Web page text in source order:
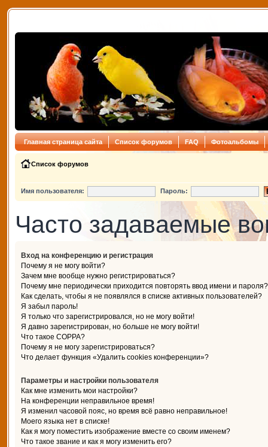
Главная страница сайта Список форумов FAQ Фотоальбомы
Список форумов
Имя пользователя: Пароль:
Часто задаваемые
Вход на конференцию и регистрация
Почему я не могу войти?
Зачем мне вообще нужно регистрироваться?
Почему мне периодически приходится повторять ввод имени и пароля?
Как сделать, чтобы я не появлялся в списке активных пользователей?
Я забыл пароль!
Я только что зарегистрировался, но не могу войти!
Я давно зарегистрирован, но больше не могу войти!
Что такое COPPA?
Почему я не могу зарегистрироваться?
Что делает функция «Удалить cookies конференции»?
Параметры и настройки пользователя
Как мне изменить мои настройки?
На конференции неправильное время!
Я изменил часовой пояс, но время всё равно неправильное!
Моего языка нет в списке!
Как я могу поместить изображение вместе со своим именем?
Что такое звание и как я могу изменить его?